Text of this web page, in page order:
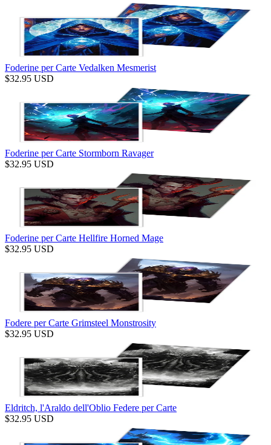
Foderine per Carte Vedalken Mesmerist
$32.95 USD
Foderine per Carte Stormborn Ravager
$32.95 USD
Foderine per Carte Hellfire Horned Mage
$32.95 USD
Fodere per Carte Grimsteel Monstrosity
$32.95 USD
Eldritch, l'Araldo dell'Oblio Federe per Carte
$32.95 USD